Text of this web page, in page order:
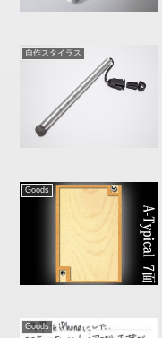
自作スタイラス
Goods
Goods